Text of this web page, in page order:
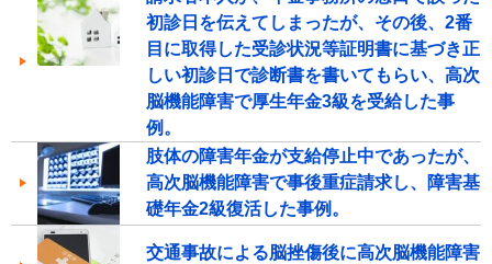
初診日を伝えてしまったが、その後、2番
目に取得した受診状況等証明書に基づき正
しい初診日で診断書を書いてもらい、高次
脳機能障害で厚生年金3級を受給した事
例。
肢体の障害年金が支給停止中であったが、
高次脳機能障害で事後重症請求し、障害基
礎年金2級復活した事例。
交通事故による脳挫傷後に高次脳機能障害